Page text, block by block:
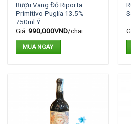
Rượu Vang Đỏ Riporta
Primitivo Puglia 13.5%
750ml Ý
Giá: 990,000VND/chai
MUA NGAY